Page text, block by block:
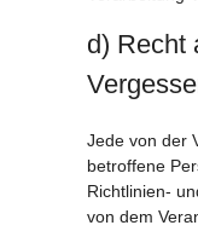
d) Recht
Jede von der
betroffene
Richtlinien-
von dem